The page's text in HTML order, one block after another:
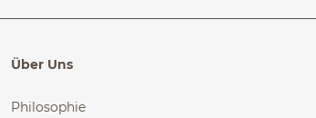
Über Uns
Philosophie